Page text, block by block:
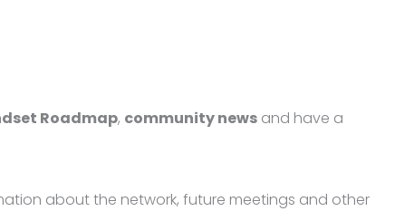
Roadmap, community news and have a
about the network, future meetings and other